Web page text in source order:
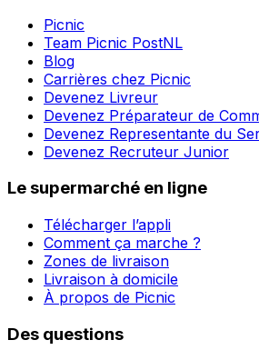
Picnic
Team Picnic PostNL
Blog
Carrières chez Picnic
Devenez Livreur
Devenez Préparateur de
Devenez Representante du
Devenez Recruteur Junior
Le supermarché en ligne
Télécharger l’appli
Comment ça marche ?
Zones de livraison
Livraison à domicile
À propos de Picnic
Des questions